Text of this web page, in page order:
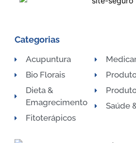
Categorias
Acupuntura
Bio Florais
Dieta &
Emagrecimento
Fitoterápicos
Saúde